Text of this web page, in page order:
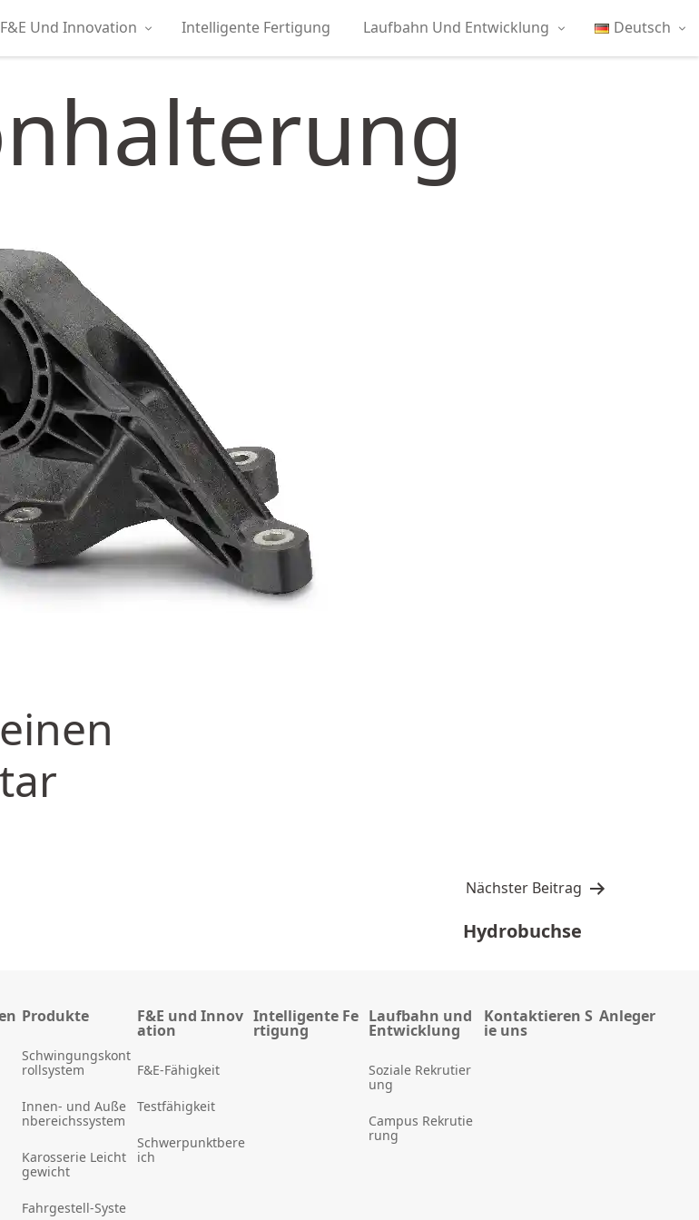
F&E Und Innovation Intelligente Fertigung Laufbahn Und Entwicklung Deutsch
Nächster Beitrag
Hydrobuchse
Produkte
Schwingungskont
rollsystem
Innen- und Auße
nbereichssystem
Karosserie Leicht
gewicht
Fahrgestell-Syste
F&E und Innov
ation
F&E-Fähigkeit
Testfähigkeit
Schwerpunktbere
ich
Intelligente Fe
rtigung
Laufbahn und
Entwicklung
Soziale Rekrutier
ung
Campus Rekrutie
rung
Kontaktieren S
ie uns
Anleger